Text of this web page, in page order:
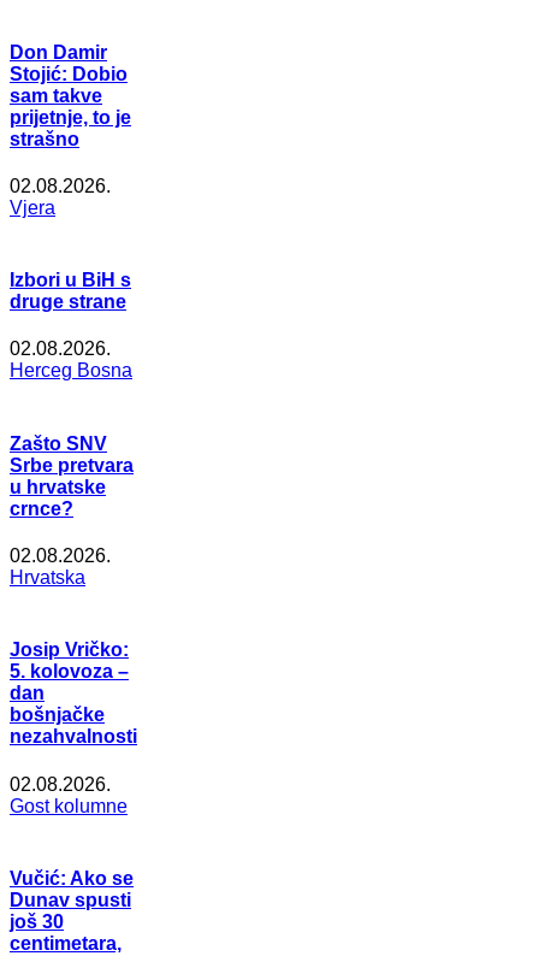
Don Damir
Stojić: Dobio
sam takve
prijetnje, to je
strašno
02.08.2026.
Vjera
Izbori u BiH s
druge strane
02.08.2026.
Herceg Bosna
Zašto SNV
Srbe pretvara
u hrvatske
crnce?
02.08.2026.
Hrvatska
Josip Vričko:
5. kolovoza –
dan
bošnjačke
nezahvalnosti
02.08.2026.
Gost kolumne
Vučić: Ako se
Dunav spusti
još 30
centimetara,